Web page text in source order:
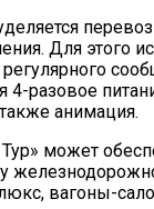
Для этого
4-разовое
анимация.
может
вагоны-